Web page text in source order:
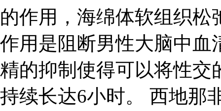
的作用，海绵体软组织
作用是阻断男性大脑中血
精的抑制使得可以将性交
持续长达6小时。 西地那